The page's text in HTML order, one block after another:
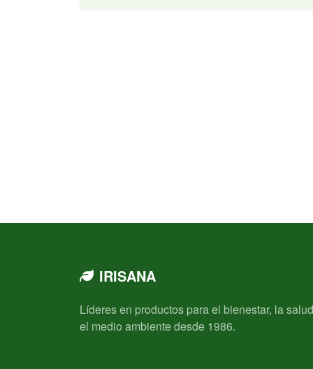
IRISANA
Líderes en productos para el bienestar, la
el medio ambiente desde 1986.